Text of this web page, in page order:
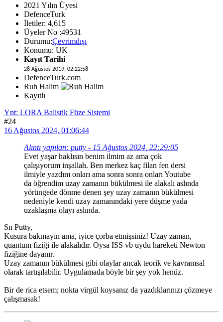
2021 Yılın Üyesi
DefenceTurk
İletiler: 4,615
Üyeler No :49531
Durumu:Çevrimdışı
Konumu: UK
Kayıt Tarihi
28 Ağustos 2019, 02:22:58
DefenceTurk.com
Ruh Halim
Kayıtlı
Ynt: LORA Balistik Füze Sistemi
#24
16 Ağustos 2024, 01:06:44
Alıntı yapılan: putty - 15 Ağustos 2024, 22:29:05
Evet yaşar haklısın benim ilmim az ama çok
çalışıyorum inşallah. Ben merkez kaç filan fen dersi
ilmiyle yazdım onları ama sonra sonra onları Youtube
da öğrendim uzay zamanın bükülmesi ile alakalı aslında
yörüngede dönme denen şey uzay zamanın bükülmesi
nedeniyle kendi uzay zamanındaki yere düşme yada
uzaklaşma olayı aslında.
Sn Putty,
Kusura bakmayın ama, iyice çorba etmişsiniz! Uzay zaman,
quantum fiziği ile alakalıdır. Oysa ISS vb uydu hareketi Newton
fiziğine dayanır.
Uzay zamanın bükülmesi gibi olaylar ancak teorik ve kavramsal
olarak tartışılabilir. Uygulamada böyle bir şey yok henüz.
Bir de rica etsem; nokta virgül koysanız da yazdıklarınızı çözmeye
çalışmasak!